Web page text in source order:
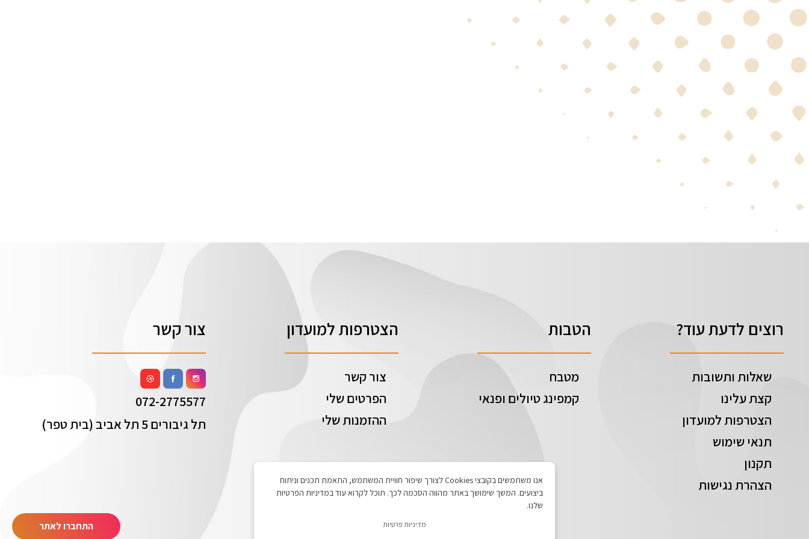
אנו משתמשים בקובצי Cookies לצורך שיפור חוויית המשתמש, התאמת תכנים וניתוח
ביצועים. המשך שימושך באתר מהווה הסכמה לכך. תוכל לקרוא עוד במדיניות הפרטיות
שלנו.
מדיניות פרטיות
רוצים לדעת עוד?
שאלות ותשובות
קצת עלינו
הצטרפות למועדון
תנאי שימוש
תקנון
הצהרת נגישות
הטבות
מטבח
קמפינג טיולים ופנאי
הצטרפות למועדון
צור קשר
הפרטים שלי
ההזמנות שלי
צור קשר
072-2775577
תל גיבורים 5 תל אביב (בית טפר)
התחברו לאתר